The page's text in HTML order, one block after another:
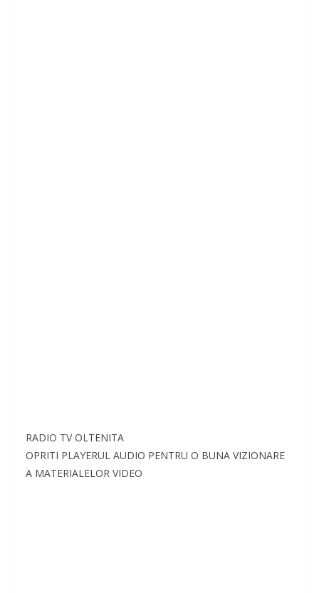
RADIO TV OLTENITA
OPRITI PLAYERUL AUDIO PENTRU O BUNA VIZIONARE
A MATERIALELOR VIDEO